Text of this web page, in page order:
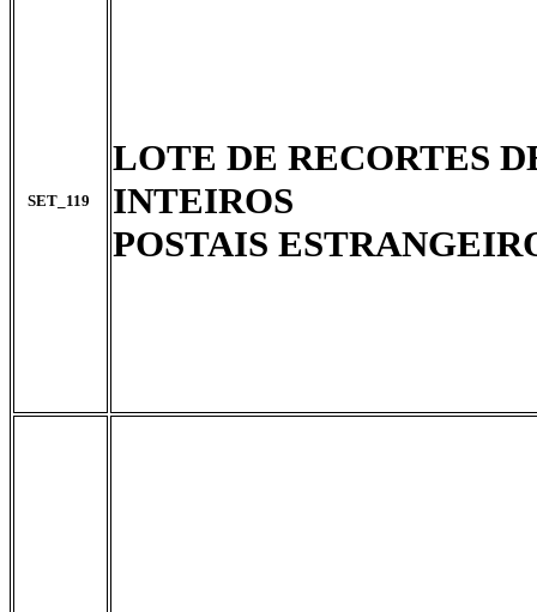
SET_119
LOTE DE RECORTES
INTEIROS
POSTAIS